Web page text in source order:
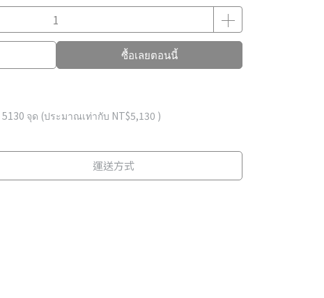
ซื้อเลยตอนนี้
5130 จุด (ประมาณเท่ากับ NT$5,130 )
運送方式